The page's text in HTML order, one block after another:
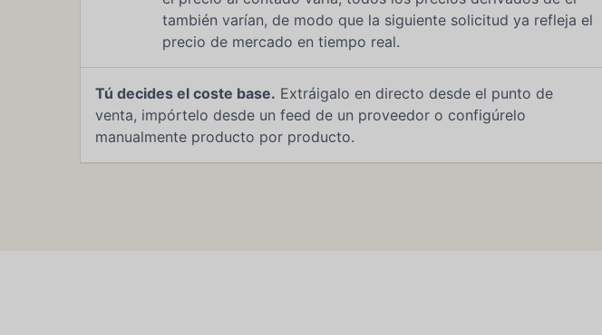
también varían, de modo que la siguiente solicitud ya refleja el
precio de mercado en tiempo real.
Tú decides el coste base. Extráigalo en directo desde el punto de
venta, impórtelo desde un feed de un proveedor o configúrelo
manualmente producto por producto.